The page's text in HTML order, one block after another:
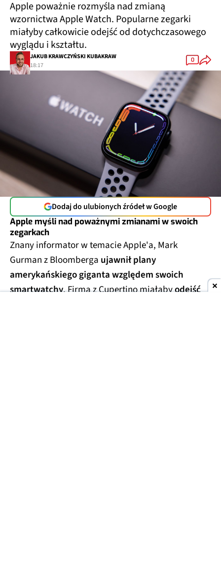
Apple poważnie rozmyśla nad zmianą
wzornictwa Apple Watch. Popularne zegarki
miałyby całkowicie odejść od dotychczasowego
wyglądu i kształtu.
JAKUB KRAWCZYŃSKI KUBAKRAW
18:17
0
Dodaj do ulubionych źródeł w Google
Apple myśli nad poważnymi zmianami w swoich
zegarkach
Znany informator w temacie Apple'a, Mark
Gurman z Bloomberga ujawnił plany
amerykańskiego giganta względem swoich
smartwatchy. Firma z Cupertino miałabyodejść